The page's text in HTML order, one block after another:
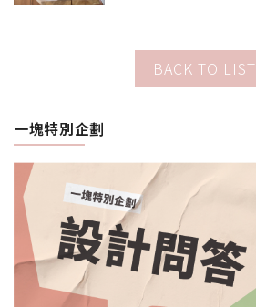
BACK TO LIST
一塊特別企劃